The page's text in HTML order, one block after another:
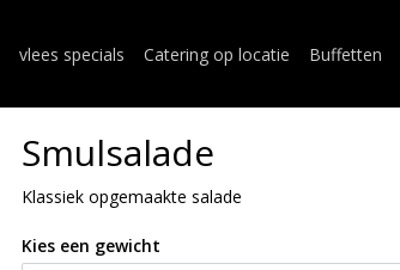
vlees specials Catering op locatie Buffetten
Smulsalade
Klassiek opgemaakte salade
Kies een gewicht